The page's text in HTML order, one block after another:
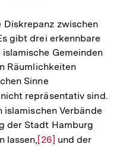
der
Fußnote
zwischen
gibt drei erkennbare
Gemeinden
Räumlichkeiten
Sinne
repräsentativ sind.
Verbände
der Stadt Hamburg
lassen,Zur
[26] und der